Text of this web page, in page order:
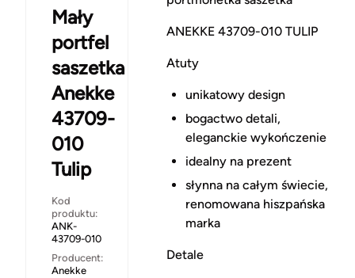
Mały
portfel
saszetka
Anekke
43709-
010
Tulip
Kod
produktu:
ANK-
43709-010
Producent:
Anekke
ANEKKE 43709-010 TULIP
Atuty
unikatowy design
bogactwo detali,
eleganckie wykończenie
idealny na prezent
słynna na całym świecie,
renomowana hiszpańska
marka
Detale